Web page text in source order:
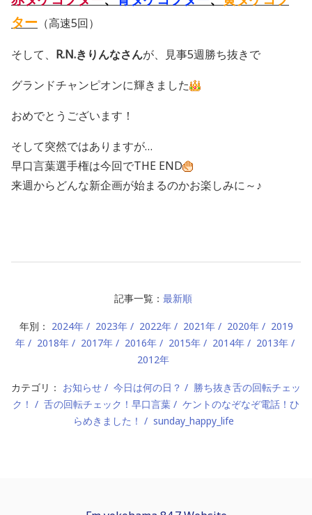
ター （高速5回）
そして、 R.N.きりんなさんが、見事5週勝ち抜きで
グランドチャンピオンに輝きました
おめでとうございます！
そして突然ではありますが…
早口言葉選手権は今回でTHE END
来週からどんな新企画が始まるのかお楽しみに～♪
記事一覧： 最新順
年別： 2024年 2023年 2022年 2021年 2020年
2019
年
2018年 2017年 2016年 2015年 2014年
2013年
2012年
カテゴリ： お知らせ 今日は何の日？
勝ち抜き舌の回転チェッ
ク！
舌の回転チェック！早口言葉
ケントのなぞなぞ電話！ひ
らめきました！
sunday_happy_life